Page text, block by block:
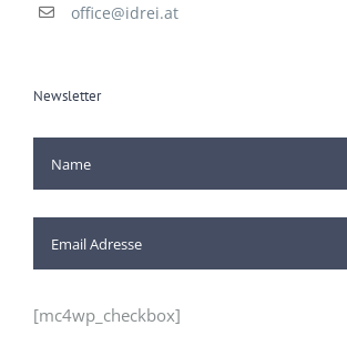
office@idrei.at
Newsletter
[mc4wp_checkbox]